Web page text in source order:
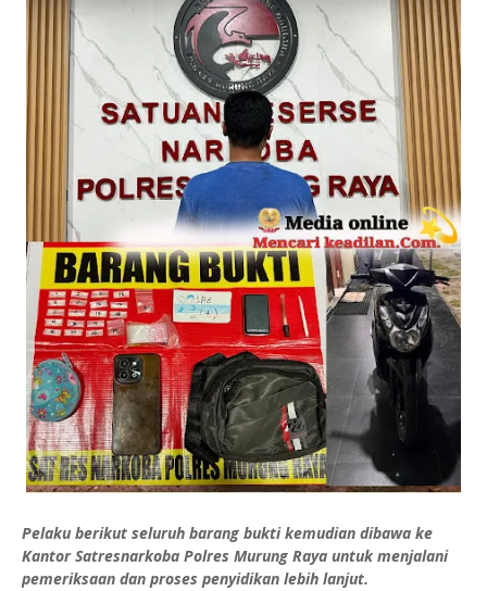
Pelaku berikut seluruh barang bukti kemudian dibawa ke
Kantor Satresnarkoba Polres Murung Raya untuk menjalani
pemeriksaan dan proses penyidikan lebih lanjut.